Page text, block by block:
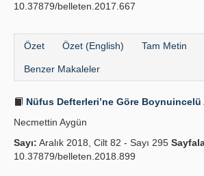
10.37879/belleten.2017.667
Özet Özet (English) Tam Metin
Benzer Makaleler
Nüfus Defterleri’ne Göre Boynuincelü
Necmettin Aygün
Sayı: Aralık 2018, Cilt 82 - Sayı 295
10.37879/belleten.2018.899